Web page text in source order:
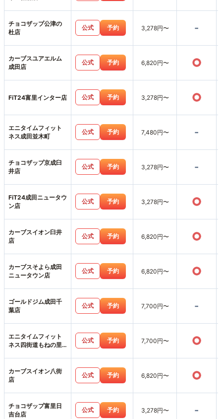
チョコザップ公津の
杜店
公式 予約 3,278円〜 -
カーブスユアエルム
成田店
公式 予約 6,820円〜 ○
FiT24富里インター店 公式 予約 3,278円〜 ○
エニタイムフィット
ネス成田並木町
公式 予約 7,480円〜 -
チョコザップ京成臼
井店
公式 予約 3,278円〜 -
FiT24成田ニュータウ
ン店
公式 予約 3,278円〜 ○
カーブスイオン臼井
店
公式 予約 6,820円〜 ○
カーブスそよら成田
ニュータウン店
公式 予約 6,820円〜 ○
ゴールドジム成田千
葉店
公式 予約 7,700円〜 -
エニタイムフィット
ネス四街道もねの里
公式 予約 7,700円〜 ○
カーブスイオン八街
店
公式 予約 6,820円〜 ○
チョコザップ富里日
吉台店
公式 予約 3,278円〜 -